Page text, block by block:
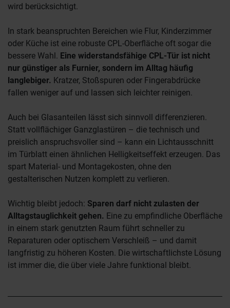
wird berücksichtigt.
In stark beanspruchten Bereichen wie Flur, Kinderzimmer
oder Küche ist eine robuste CPL-Oberfläche oft sogar die
bessere Wahl. Eine widerstandsfähige CPL-Tür ist nicht
nur günstiger als Furnier, sondern im Alltag häufig
langlebiger. Kratzer, Stoßspuren oder Fingerabdrücke
fallen weniger auf und lassen sich leichter reinigen.
Auch bei Glasanteilen lässt sich sinnvoll differenzieren.
Statt vollflächiger Ganzglastüren – die technisch und
preislich anspruchsvoller sind – kann ein Lichtausschnitt
im Türblatt einen ähnlichen Helligkeitseffekt erzeugen. Das
spart Material- und Montagekosten, ohne den
gestalterischen Nutzen komplett zu verlieren.
Wichtig bleibt jedoch: Sparen darf nicht zulasten der
Alltagstauglichkeit gehen. Eine zu empfindliche Oberfläche
in einem stark genutzten Raum führt schneller zu
Reparaturen oder optischem Verschleiß – und damit
langfristig zu höheren Kosten. Die wirtschaftlichste Lösung
ist immer die, die über viele Jahre funktional bleibt.